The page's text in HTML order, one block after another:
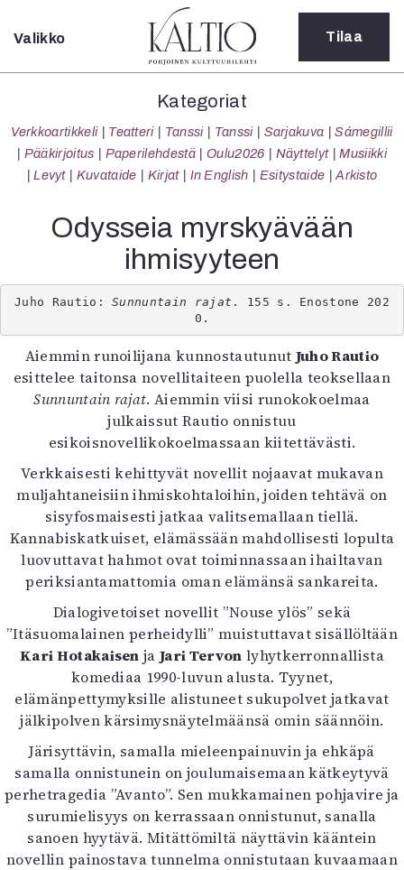
Sulje
Kategoriat
Verkkoartikkeli
Teatteri
Tanssi
Sámegillii
Pääkirjoitus
Paperilehdestä
Oulu2026
Näyttelyt
Musiikki
Levyt
Kuvataide
Kirjat
In English
Arkisto
Lehdet
4/2026
2–3/2026
6/2025
5/2025 saame
5/2025
Lehtiarkisto
Info
Tilaus ja irtonumerot
Yhteistyössä
Toimitus
Mediatiedot
Kaltio ry
Valikko Tilaa
Kategoriat
Verkkoartikkeli Teatteri Tanssi Tanssi Sarjakuva
Sámegillii
Pääkirjoitus
Paperilehdestä Oulu2026 Näyttelyt
Musiikki
Levyt
Kuvataide Kirjat In English Esitystaide Arkisto
Odysseia myrskyävään
ihmisyyteen
Juho Rautio: Sunnuntain rajat . 155 s. Enostone 202
0.
Aiemmin runoilijana kunnostautunut Juho Rautio
esittelee taitonsa novellitaiteen puolella teoksellaan
Sunnuntain rajat. Aiemmin viisi runokokoelmaa
julkaissut Rautio onnistuu
esikoisnovellikokoelmassaan kiitettävästi.
Verkkaisesti kehittyvät novellit nojaavat mukavan
muljahtaneisiin ihmiskohtaloihin, joiden tehtävä on
sisyfosmaisesti jatkaa valitsemallaan tiellä.
Kannabiskatkuiset, elämässään mahdollisesti lopulta
luovuttavat hahmot ovat toiminnassaan ihailtavan
periksiantamattomia oman elämänsä sankareita.
Dialogivetoiset novellit ”Nouse ylös” sekä
”Itäsuomalainen perheidylli” muistuttavat sisällöltään
Kari Hotakaisen jaJari Tervon lyhytkerronnallista
komediaa 1990-luvun alusta. Tyynet,
elämänpettymyksille alistuneet sukupolvet jatkavat
jälkipolven kärsimysnäytelmäänsä omin säännöin.
Järisyttävin, samalla mieleenpainuvin ja ehkäpä
samalla onnistunein on joulumaisemaan kätkeytyvä
perhetragedia ”Avanto”. Sen mukkamainen pohjavire ja
surumielisyys on kerrassaan onnistunut, sanalla
sanoen hyytävä. Mitättömiltä näyttävin kääntein
novellin painostava tunnelma onnistutaan kuvaamaan